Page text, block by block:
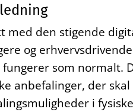
med den stigende
og
fungerer som normalt.
anbefalinger, der
i